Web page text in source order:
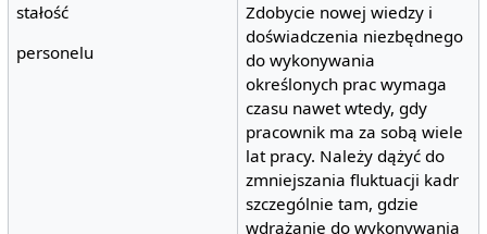
stałość
personelu
Zdobycie nowej wiedzy i
doświadczenia niezbędnego
do wykonywania
określonych prac wymaga
czasu nawet wtedy, gdy
pracownik ma za sobą wiele
lat pracy. Należy dążyć do
zmniejszania fluktuacji kadr
szczególnie tam, gdzie
wdrażanie do wykonywania